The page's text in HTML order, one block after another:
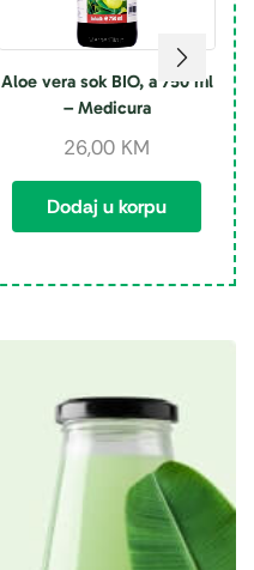
Aloe vera sok BIO, a 750 ml
– Medicura
26,00 KM
Dodaj u korpu